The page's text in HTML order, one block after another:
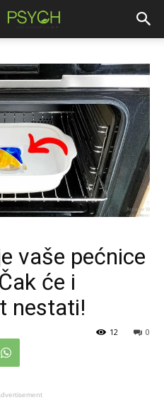
vaše pećnice
će i
nestati!
0
12